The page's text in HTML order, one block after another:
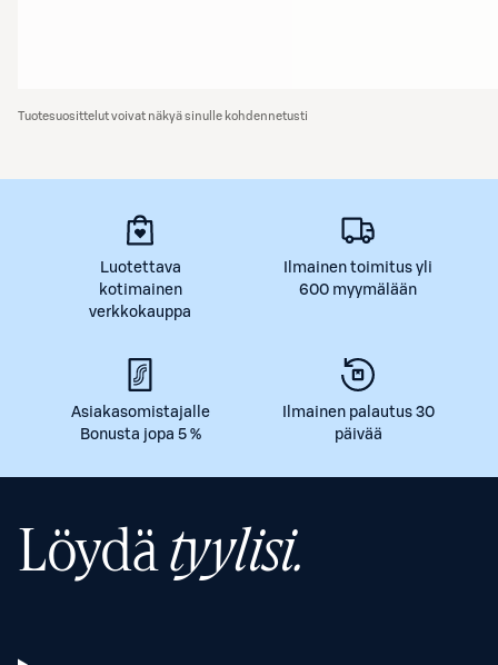
Tuotesuosittelut voivat näkyä sinulle kohdennetusti
Luotettava
kotimainen
verkkokauppa
Ilmainen toimitus yli
600 myymälään
Asiakasomistajalle
Bonusta jopa 5 %
Ilmainen palautus 30
päivää
Löydätyylisi.